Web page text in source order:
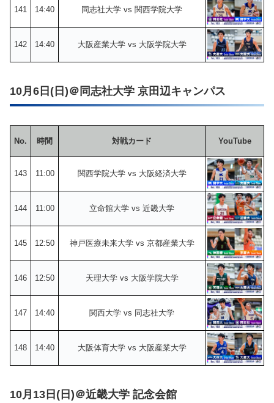
141 14:40 同志社大学 vs 関西学院大学
142 14:40 大阪産業大学 vs 大阪学院大学
10月6日(日)＠同志社大学 京田辺キャンパス
No. 時間 対戦カード YouTube
143 11:00 関西学院大学 vs 大阪経済大学
144 11:00 立命館大学 vs 近畿大学
145 12:50 神戸医療未来大学 vs 京都産業大学
146 12:50 天理大学 vs 大阪学院大学
147 14:40 関西大学 vs 同志社大学
148 14:40 大阪体育大学 vs 大阪産業大学
10月13日(日)＠近畿大学 記念会館